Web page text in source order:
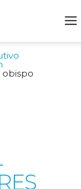
obispo